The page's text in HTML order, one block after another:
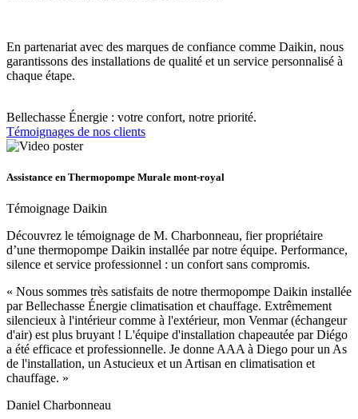
En partenariat avec des marques de confiance comme Daikin, nous
garantissons des installations de qualité et un service personnalisé à
chaque étape.
Bellechasse Énergie : votre confort, notre priorité.
Témoignages de nos clients
Assistance en Thermopompe Murale mont-royal
Témoignage Daikin
Découvrez le témoignage de M. Charbonneau, fier propriétaire
d’une thermopompe Daikin installée par notre équipe. Performance,
silence et service professionnel : un confort sans compromis.
« Nous sommes très satisfaits de notre thermopompe Daikin installée
par Bellechasse Énergie climatisation et chauffage. Extrêmement
silencieux à l'intérieur comme à l'extérieur, mon Venmar (échangeur
d'air) est plus bruyant ! L'équipe d'installation chapeautée par Diégo
a été efficace et professionnelle. Je donne AAA à Diego pour un As
de l'installation, un Astucieux et un Artisan en climatisation et
chauffage. »
Daniel Charbonneau